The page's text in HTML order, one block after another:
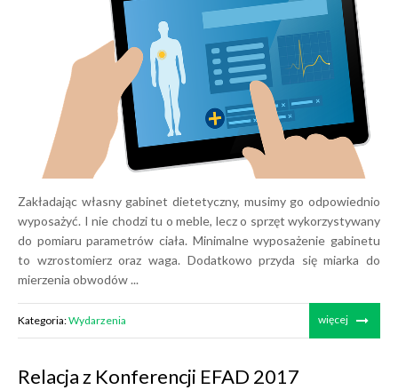
Zakładając własny gabinet dietetyczny, musimy go odpowiednio
wyposażyć. I nie chodzi tu o meble, lecz o sprzęt wykorzystywany
do pomiaru parametrów ciała. Minimalne wyposażenie gabinetu
to wzrostomierz oraz waga. Dodatkowo przyda się miarka do
mierzenia obwodów ...
Kategoria:Wydarzenia więcej
Relacja z Konferencji EFAD 2017